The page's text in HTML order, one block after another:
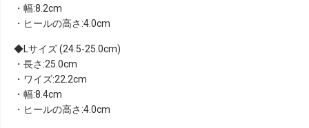
・幅:8.2cm
・ヒールの高さ:4.0cm
Lサイズ (24.5-25.0cm)
・長さ:25.0cm
・ワイズ:22.2cm
・幅:8.4cm
・ヒールの高さ:4.0cm